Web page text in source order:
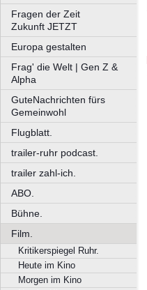
Fragen der Zeit
Zukunft JETZT
Europa gestalten
Frag' die Welt | Gen Z &
Alpha
GuteNachrichten fürs
Gemeinwohl
Flugblatt.
trailer-ruhr podcast.
trailer zahl-ich.
ABO.
Bühne.
Film.
Kritikerspiegel Ruhr.
Heute im Kino
Morgen im Kino